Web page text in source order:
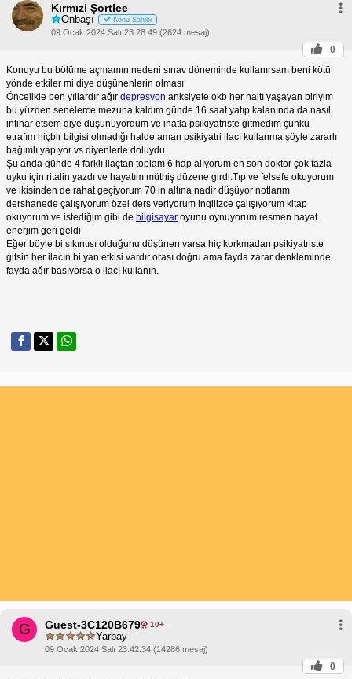
Kırmızi Şortlee
Onbaşı Konu Sahibi
09 Ocak 2024 Salı 23:28:49 (2624 mesaj)
0
Konuyu bu bölüme açmamın nedeni sınav döneminde kullanırsam beni kötü
yönde etkiler mi diye düşünenlerin olması
Öncelikle ben yıllardır ağır depresyon anksiyete okb her haltı yaşayan biriyim
bu yüzden senelerce mezuna kaldım günde 16 saat yatıp kalanında da nasıl
intihar etsem diye düşünüyordum ve inatla psikiyatriste gitmedim çünkü
etrafım hiçbir bilgisi olmadığı halde aman psikiyatri ilacı kullanma şöyle zararlı
bağımlı yapıyor vs diyenlerle doluydu.
Şu anda günde 4 farklı ilaçtan toplam 6 hap alıyorum en son doktor çok fazla
uyku için ritalin yazdı ve hayatım müthiş düzene girdi.Tıp ve felsefe okuyorum
ve ikisinden de rahat geçiyorum 70 in altına nadir düşüyor notlarım
dershanede çalışıyorum özel ders veriyorum ingilizce çalışıyorum kitap
okuyorum ve istediğim gibi de bilgisayar oyunu oynuyorum resmen hayat
enerjim geri geldi
Eğer böyle bi sıkıntısı olduğunu düşünen varsa hiç korkmadan psikiyatriste
gitsin her ilacın bi yan etkisi vardır orası doğru ama fayda zarar denkleminde
fayda ağır basıyorsa o ilacı kullanın.
G Guest-3C120B679 10+
Yarbay
09 Ocak 2024 Salı 23:42:34 (14286 mesaj)
0